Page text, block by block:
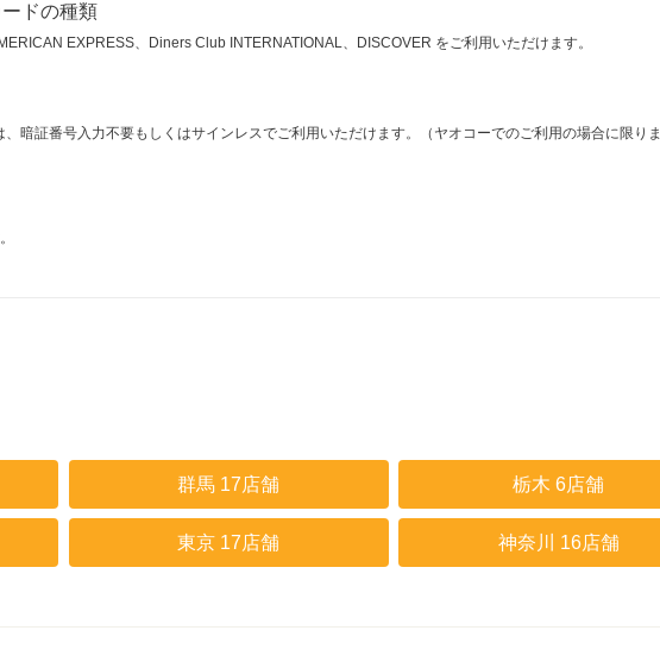
ドの種類
EXPRESS、Diners Club INTERNATIONAL、DISCOVER をご利用いただけます。
暗証番号入力不要もしくはサインレスでご利用いただけます。（ヤオコーでのご利用の場合に限りま
群馬 17店舗 栃木 6店舗
東京 17店舗 神奈川 16店舗